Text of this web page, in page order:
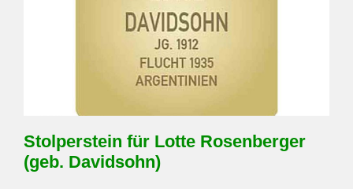
Stolperstein für Lotte Rosenberger
(geb. Davidsohn)